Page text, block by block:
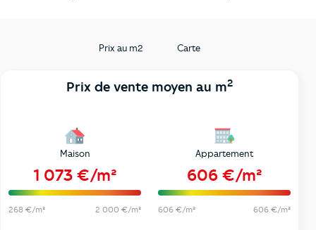
Prix au m2 Carte
Prix de vente moyen au m2
Maison
1 073 €/m²
268 €/m² 2 000 €/m²
Appartement
606 €/m²
606 €/m² 606 €/m²